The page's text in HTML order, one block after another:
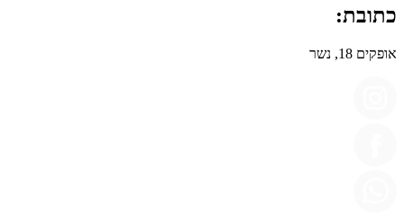
כתובת:
אופקים 18, נשר